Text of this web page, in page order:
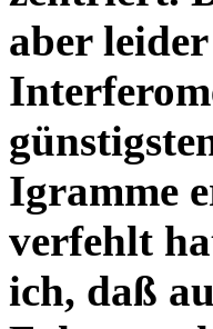
aber
Igramme
verfehlt
ich, daß